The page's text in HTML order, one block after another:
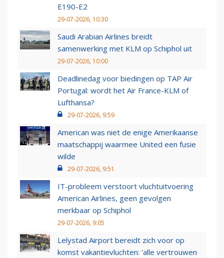
E190-E2
29-07-2026, 10:30
Saudi Arabian Airlines breidt
samenwerking met KLM op Schiphol uit
29-07-2026, 10:00
Deadlinedag voor biedingen op TAP Air
Portugal: wordt het Air France-KLM of
Lufthansa?
29-07-2026, 9:59
American was niet de enige Amerikaanse
maatschappij waarmee United een fusie
wilde
29-07-2026, 9:51
IT-probleem verstoort vluchtuitvoering
American Airlines, geen gevolgen
merkbaar op Schiphol
29-07-2026, 9:05
Lelystad Airport bereidt zich voor op
komst vakantievluchten: 'alle vertrouwen